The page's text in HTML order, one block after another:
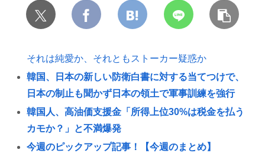
それは純愛か、それともストーカー疑惑か
韓国、日本の新しい防衛白書に対する当てつけで、
日本の制止も聞かず日本の領土で軍事訓練を強行
韓国人、高油価支援金「所得上位30%は税金を払う
カモか？」と不満爆発
今週のピックアップ記事！【今週のまとめ】